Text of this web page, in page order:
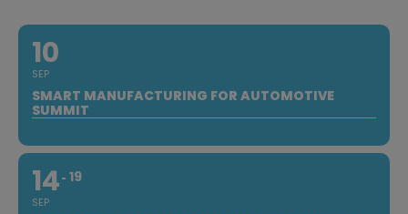
10
SEP
SMART MANUFACTURING FOR AUTOMOTIVE
SUMMIT
14
SEP
19